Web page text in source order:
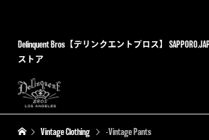
Delinquent Bros【デリンクエントブロス】
ストア
Vintage Clothing -Vintage Pants